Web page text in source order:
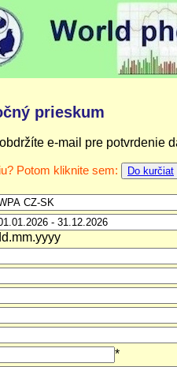
prieskum
e-mail pre potvrdenie
Potom kliknite sem: Do kurčiat
*